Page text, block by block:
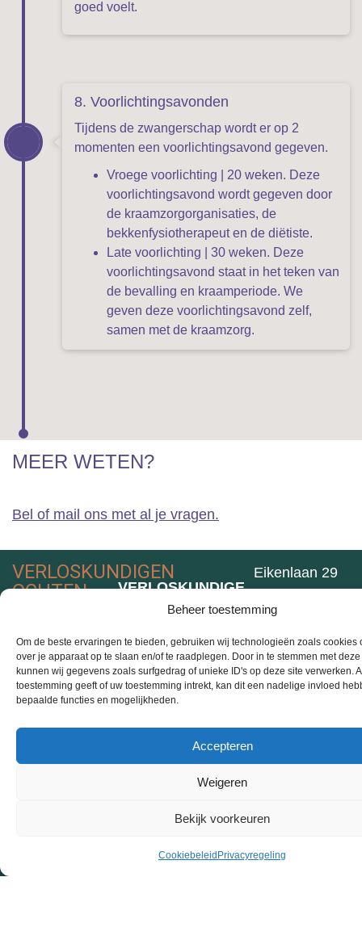
Beheer toestemming
Om de beste ervaringen te bieden, gebruiken wij technologieën zoals cookies
over je apparaat op te slaan en/of te raadplegen. Door in te stemmen met
kunnen wij gegevens zoals surfgedrag of unieke ID's op deze site verwerken.
toestemming geeft of uw toestemming intrekt, kan dit een nadelige invloed
bepaalde functies en mogelijkheden.
Accepteren
Weigeren
Bekijk voorkeuren
Cookiebeleid Privacyregeling
goed voelt.
8. Voorlichtingsavonden
Tijdens de zwangerschap wordt er op 2
momenten een voorlichtingsavond gegeven.
Vroege voorlichting | 20 weken. Deze
voorlichtingsavond wordt gegeven door
de kraamzorgorganisaties, de
bekkenfysiotherapeut en de diëtiste.
Late voorlichting | 30 weken. Deze
voorlichtingsavond staat in het teken van
de bevalling en kraamperiode. We
geven deze voorlichtingsavond zelf,
samen met de kraamzorg.
MEER WETEN?
Bel of mail ons met al je vragen.
VERLOSKUNDIGEN
OCHTEN
TELEFONISCHE
SPREEKUREN
Maandag,
donderdag
VERLOSKUNDIGE
TEAM
ECHO
CONTACT
VOLG ONS
Eikenlaan 29
4051 EP Ochten
0344-642350
KvK: 30268122
ALGEMENE
Cookiebeleid